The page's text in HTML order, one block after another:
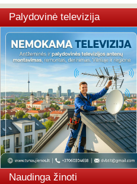
Palydovinė televizija
Naudinga žinoti